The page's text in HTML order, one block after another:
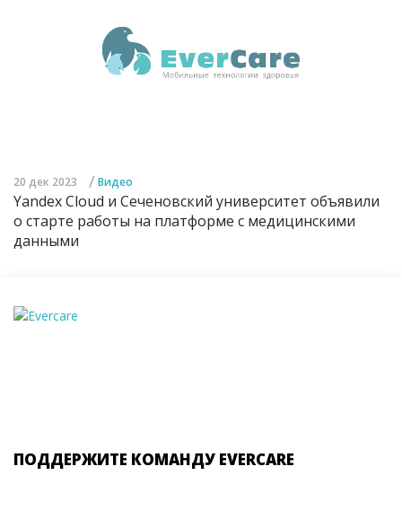
20 дек 2023 / Видео
Yandex Cloud и Сеченовский университет объявили
о старте работы на платформе с медицинскими
данными
ПОДДЕРЖИТЕ КОМАНДУ EVERCARE